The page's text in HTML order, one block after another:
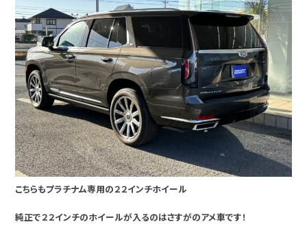
こちらもプラチナム専用の２２インチホイール
純正で２２インチのホイールが入るのはさすがのアメ車です！